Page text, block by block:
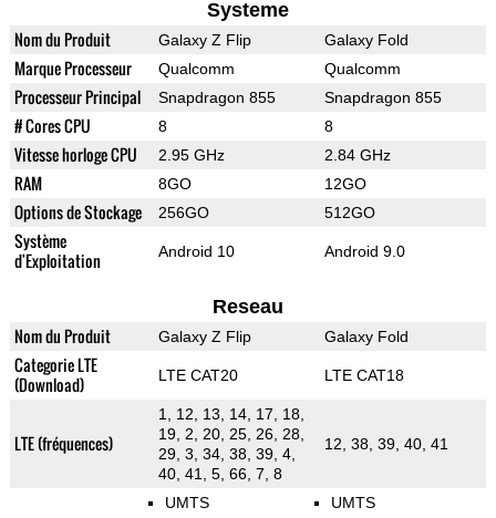
Systeme
Nom du Produit Galaxy Z Flip Galaxy Fold
Marque Processeur Qualcomm Qualcomm
Processeur Principal Snapdragon 855 Snapdragon 855
# Cores CPU 8 8
Vitesse horloge CPU 2.95 GHz 2.84 GHz
RAM 8GO 12GO
Options de Stockage 256GO 512GO
Système
d'Exploitation
Android 10 Android 9.0
Reseau
Nom du Produit Galaxy Z Flip Galaxy Fold
Categorie LTE
(Download)
LTE CAT20 LTE CAT18
LTE (fréquences)
1, 12, 13, 14, 17, 18,
19, 2, 20, 25, 26, 28,
29, 3, 34, 38, 39, 4,
40, 41, 5, 66, 7, 8
12, 38, 39, 40, 41
UMTS UMTS